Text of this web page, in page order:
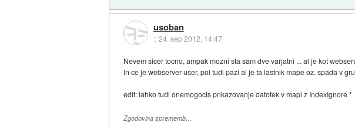
usoban
::24. sep 2012, 14:47
Nevem sicer tocno, ampak mozni sta sam dve varjatni ... al je kot
In ce je webserver user, pol tudi pazi al je ta lastnik mape oz. spada v
edit: lahko tudi onemogocis prikazovanje datotek v mapi z IndexIgnore *
Zgodovina sprememb…